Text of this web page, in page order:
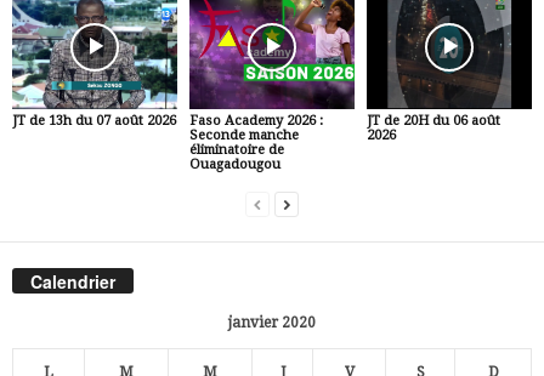
JT de 13h du 07 août 2026
Faso Academy 2026 :
Seconde manche
éliminatoire de
Ouagadougou
JT de 20H du 06 août
2026
Calendrier
janvier 2020
L M M J V S D